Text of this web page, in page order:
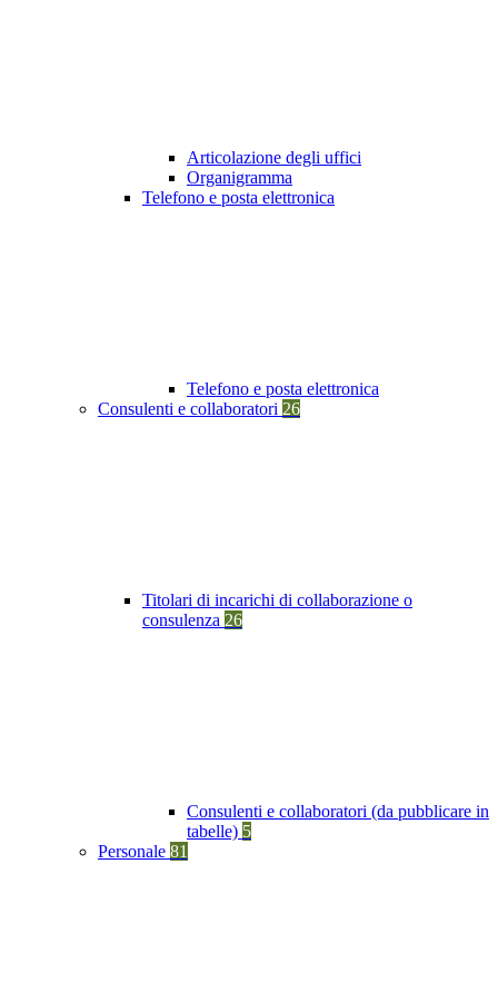
Articolazione degli uffici
Organigramma
Telefono e posta elettronica
Telefono e posta elettronica
Consulenti e collaboratori 26
Titolari di incarichi di collaborazione o
consulenza 26
Consulenti e collaboratori (da pubblicare in
tabelle) 5
Personale 81